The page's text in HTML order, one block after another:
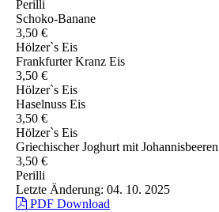
Perilli
Schoko-Banane
3,50 €
Hölzer`s Eis
Frankfurter Kranz Eis
3,50 €
Hölzer`s Eis
Haselnuss Eis
3,50 €
Hölzer`s Eis
Griechischer Joghurt mit Johannisbeeren
3,50 €
Perilli
Letzte Änderung: 04. 10. 2025
PDF Download